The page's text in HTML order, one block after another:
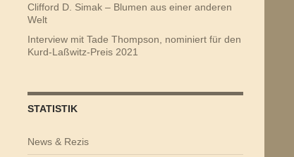
Clifford D. Simak – Blumen aus einer anderen
Welt
Interview mit Tade Thompson, nominiert für den
Kurd-Laßwitz-Preis 2021
STATISTIK
News & Rezis